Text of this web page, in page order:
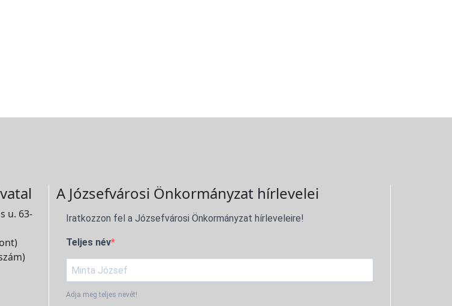
u. 63-
A Józsefvárosi Önkormányzat hírlevelei
Iratkozzon fel a Józsefvárosi Önkormányzat hírleveleire!
Teljes név
Adja meg teljes nevét!